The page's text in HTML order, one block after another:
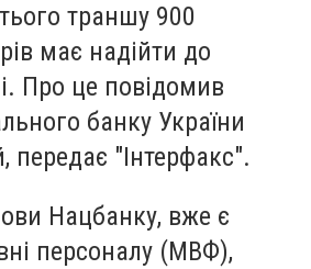
траншу 900
має надійти до
Про це повідомив
банку України
"Інтерфакс".
Нацбанку, вже є
персоналу (МВФ),